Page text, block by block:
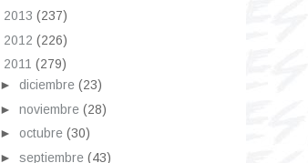
2013 (237)
2012 (226)
2011 (279)
► diciembre (23)
► noviembre (28)
► octubre (30)
► septiembre (43)